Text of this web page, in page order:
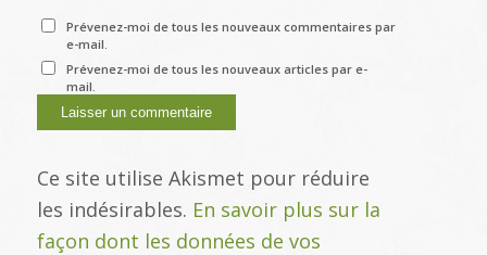
Prévenez-moi de tous les nouveaux commentaires par
e-mail.
Prévenez-moi de tous les nouveaux articles par e-
mail.
Ce site utilise Akismet pour réduire
les indésirables. En savoir plus sur la
façon dont les données de vos